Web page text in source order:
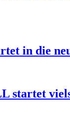
in die
startet